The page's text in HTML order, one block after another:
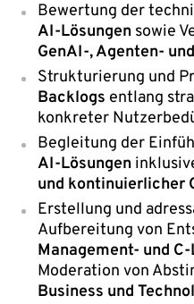
Bewertung der
AI-Lösungen sowie
GenAI-, Agenten-
Strukturierung und
Backlogs entlang
konkreter
Begleitung der
AI-Lösungen
und kontinuierlicher
Erstellung und
Aufbereitung von
Management- und
Moderation von
Business und